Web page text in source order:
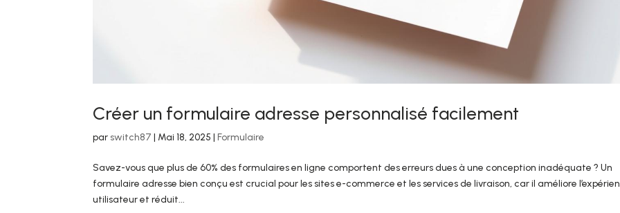
Créer un formulaire adresse personnalisé facilement
par switch87 | Mai 18, 2025 |Formulaire
Savez-vous que plus de 60% des formulaires en ligne comportent des erreurs dues à une conception inadéquate ? Un
formulaire adresse bien conçu est crucial pour les sites e-commerce et les services de livraison, car il améliore
utilisateur et réduit...